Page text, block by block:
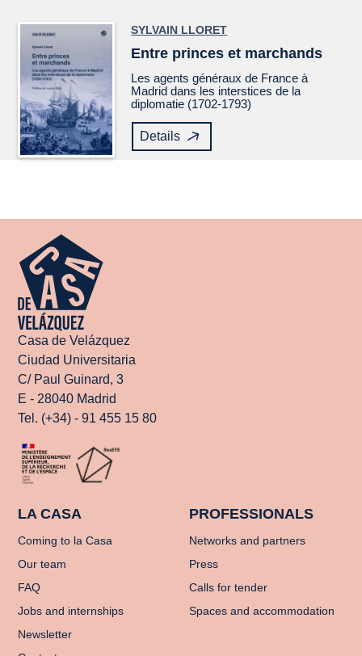
SYLVAIN LLORET
Entre princes et marchands
Les agents généraux de France à
Madrid dans les interstices de la
diplomatie (1702-1793)
Details
Casa de Velázquez
Ciudad Universitaria
C/ Paul Guinard, 3
E - 28040 Madrid
Tel. (+34) - 91 455 15 80
LA CASA
Coming to la Casa
Our team
FAQ
Jobs and internships
Newsletter
PROFESSIONALS
Networks and partners
Press
Calls for tender
Spaces and accommodation